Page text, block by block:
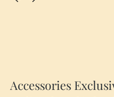
Accessories